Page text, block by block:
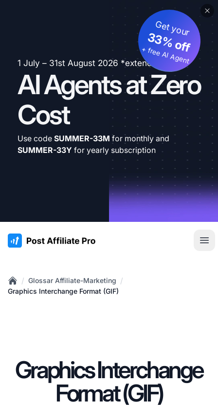
1 July – 31st August 2026 *extended
AI Agents at Zero
Cost
Get your
33% off
+ free AI Agent
Use code SUMMER-33M for monthly and
SUMMER-33Y for yearly subscription
:site.title
Home
/ Glossar Affiliate-Marketing /
Graphics Interchange Format (GIF)
Graphics Interchange
Format (GIF)